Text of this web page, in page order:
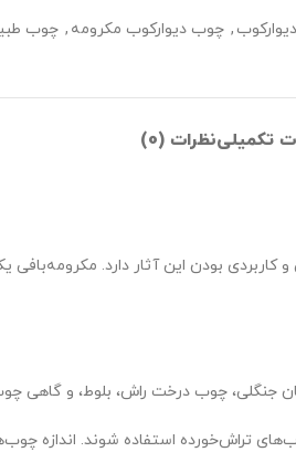
, چوب دیوارکوب مکرومه , چوب
تکمیلینظرات (0)
بودن این آثار دارد. مکرومه‌بافی
جنگلی، چوب درخت راش، بلوط، و
استفاده شوند. اندازه